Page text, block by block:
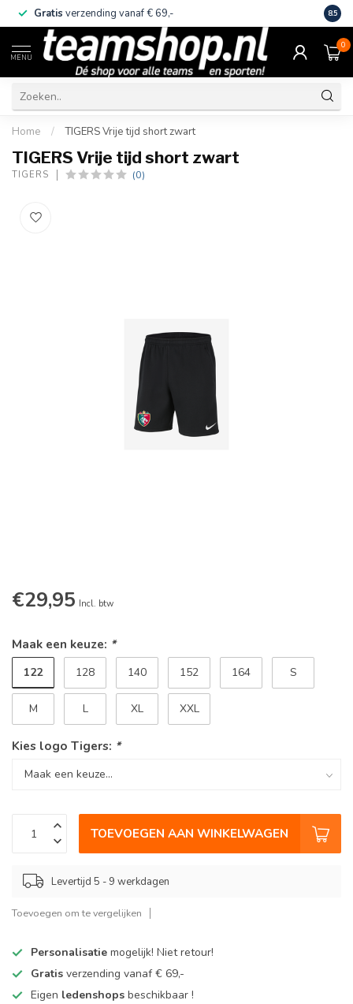
Gratis verzending vanaf € 69,- Eigen
8.5
MENU
0
Home / TIGERS Vrije tijd short zwart
TIGERS Vrije tijd short zwart
TIGERS (0)
€29,95 Incl. btw
Maak een keuze: *
122 128 140 152 164 S
M L XL XXL
Kies logo Tigers: *
TOEVOEGEN AAN WINKELWAGEN
Levertijd 5 - 9 werkdagen
Toevoegen om te vergelijken
Personalisatie mogelijk! Niet retour!
Gratis verzending vanaf € 69,-
Eigen ledenshops beschikbaar !